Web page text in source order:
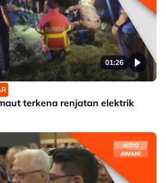
01:26
terkena renjatan elektrik